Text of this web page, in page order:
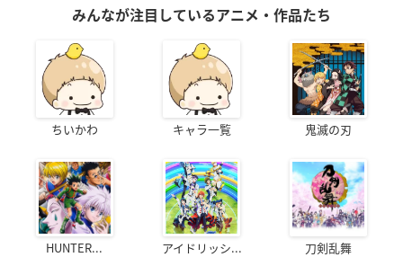
みんなが注目しているアニメ・作品たち
ちいかわ キャラ一覧 鬼滅の刃
HUNTER... アイドリッシ... 刀剣乱舞